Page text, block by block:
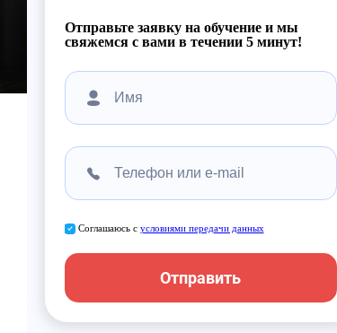
Отправьте заявку на обучение и мы
свяжемся с вами в течении 5 минут!
Соглашаюсь с условиями передачи данных
Отправить